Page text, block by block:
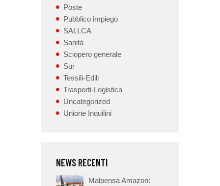
Poste
Pubblico impiego
SALLCA
Sanità
Sciopero generale
Sur
Tessili-Edili
Trasporti-Logistica
Uncategorized
Unione Inquilini
NEWS RECENTI
Malpensa Amazon: